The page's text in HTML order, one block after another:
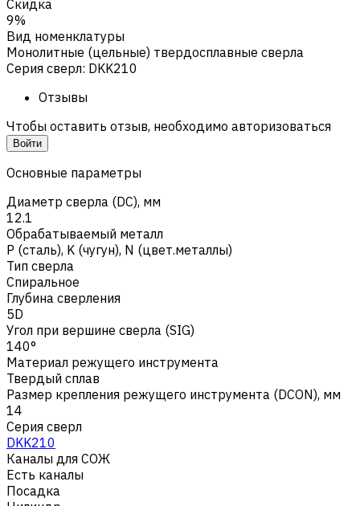
Скидка
9%
Вид номенклатуры
Монолитные (цельные) твердосплавные сверла
Серия сверл: DKK210
Отзывы
Чтобы оставить отзыв, необходимо авторизоваться
Войти
Основные параметры
Диаметр сверла (DC), мм
12.1
Обрабатываемый металл
Р (сталь), K (чугун), N (цвет.металлы)
Тип сверла
Спиральное
Глубина сверления
5D
Угол при вершине сверла (SIG)
140°
Материал режущего инструмента
Твердый сплав
Размер крепления режущего инструмента (DCON), мм
14
Серия сверл
DKK210
Каналы для СОЖ
Есть каналы
Посадка